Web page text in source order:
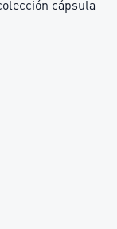
cápsula